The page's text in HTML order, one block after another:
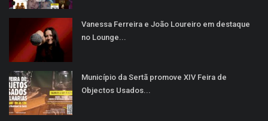
Vanessa Ferreira e João Loureiro em destaque
no Lounge...
Município da Sertã promove XIV Feira de
Objectos Usados...